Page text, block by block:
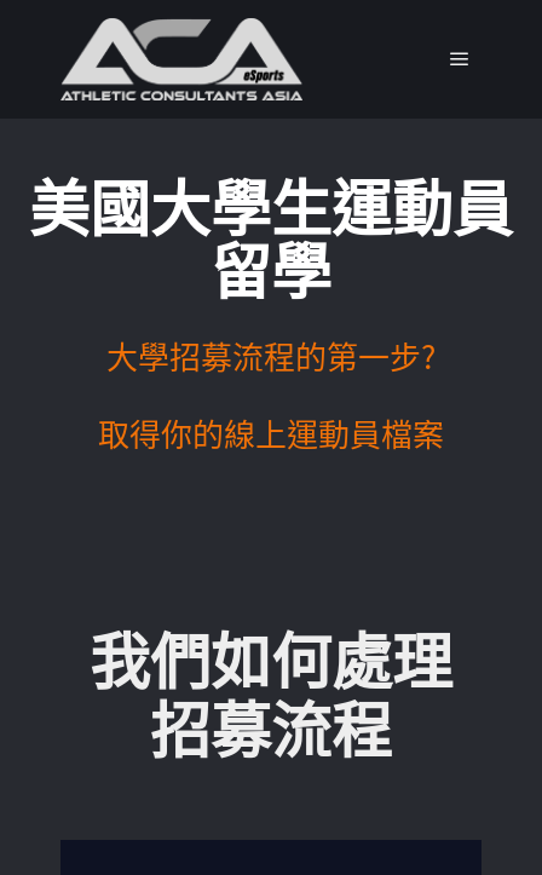
美國大學生運動員
留學​
大學招募流程的第一步?
取得你的線上運動員檔案
我們如何處理
招募流程​